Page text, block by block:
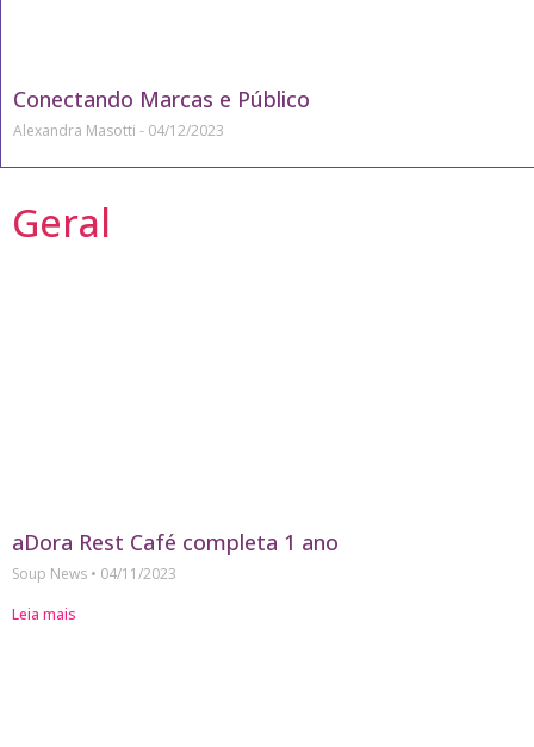
Conectando Marcas e Público
Alexandra Masotti 04/12/2023
Geral
aDora Rest Café completa 1 ano
Soup News
04/11/2023
Leia mais